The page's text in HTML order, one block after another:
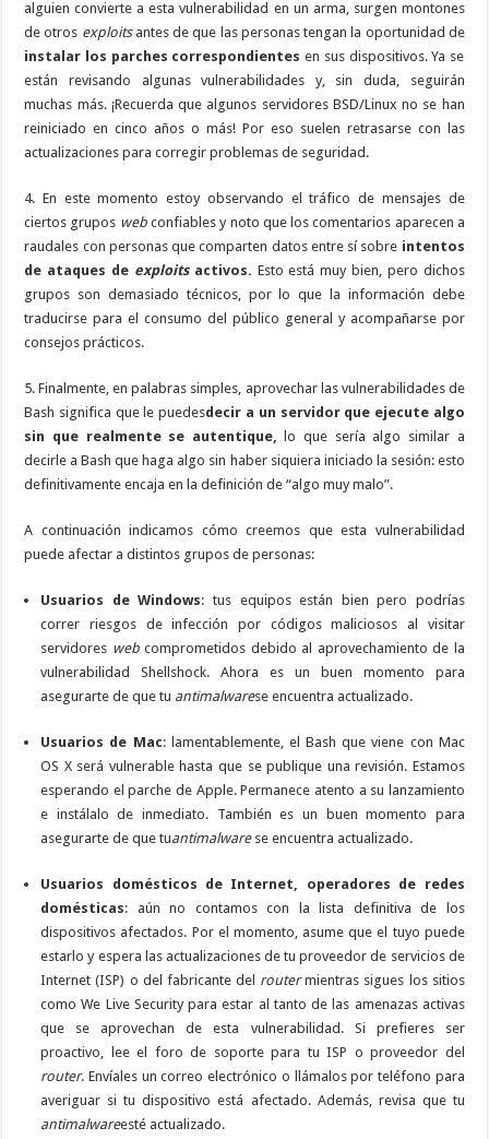
alguien convierte a esta vulnerabilidad en un arma, surgen montones
de otros exploitsantes de que las personas tengan la oportunidad de
instalar los parches correspondientes en sus dispositivos. Ya se
están revisando algunas vulnerabilidades y, sin duda, seguirán
muchas más. ¡Recuerda que algunos servidores BSD/Linux no se han
reiniciado en cinco años o más! Por eso suelen retrasarse con las
actualizaciones para corregir problemas de seguridad.
4. En este momento estoy observando el tráfico de mensajes de
ciertos grupos webconfiables y noto que los comentarios aparecen a
raudales con personas que comparten datos entre sí sobre intentos
de ataques de exploitsactivos. Esto está muy bien, pero dichos
grupos son demasiado técnicos, por lo que la información debe
traducirse para el consumo del público general y acompañarse por
consejos prácticos.
5. Finalmente, en palabras simples, aprovechar las vulnerabilidades de
Bash significa que le puedesdecir a un servidor que ejecute algo
sin que realmente se autentique, lo que sería algo similar a
decirle a Bash que haga algo sin haber siquiera iniciado la sesión: esto
definitivamente encaja en la definición de “algo muy malo”.
A continuación indicamos cómo creemos que esta vulnerabilidad
puede afectar a distintos grupos de personas:
Usuarios de Windows: tus equipos están bien pero podrías
correr riesgos de infección por códigos maliciosos al visitar
servidores webcomprometidos debido al aprovechamiento de la
vulnerabilidad Shellshock. Ahora es un buen momento para
asegurarte de que tu antimalwarese encuentra actualizado.
Usuarios de Mac: lamentablemente, el Bash que viene con Mac
OS X será vulnerable hasta que se publique una revisión. Estamos
esperando el parche de Apple. Permanece atento a su lanzamiento
e instálalo de inmediato. También es un buen momento para
asegurarte de que tuantimalwarese encuentra actualizado.
Usuarios domésticos de Internet, operadores de redes
domésticas: aún no contamos con la lista definitiva de los
dispositivos afectados. Por el momento, asume que el tuyo puede
estarlo y espera las actualizaciones de tu proveedor de servicios de
Internet (ISP) o del fabricante del routermientras sigues los sitios
como We Live Security para estar al tanto de las amenazas activas
que se aprovechan de esta vulnerabilidad. Si prefieres ser
proactivo, lee el foro de soporte para tu ISP o proveedor del
router. Envíales un correo electrónico o llámalos por teléfono para
averiguar si tu dispositivo está afectado. Además, revisa que tu
antimalwareesté actualizado.